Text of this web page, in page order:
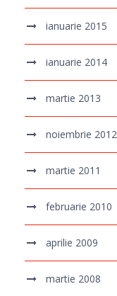
ianuarie 2015
ianuarie 2014
martie 2013
noiembrie 2012
martie 2011
februarie 2010
aprilie 2009
martie 2008